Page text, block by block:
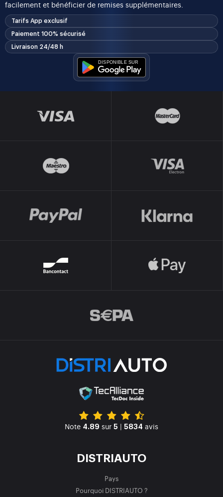
facilement et bénéficier de remises supplémentaires.
Tarifs App exclusif
Paiement 100% sécurisé
Livraison 24/48 h
Note 4.89 sur 5 | 5834 avis
DISTRIAUTO
Pays
Pourquoi DISTRIAUTO ?